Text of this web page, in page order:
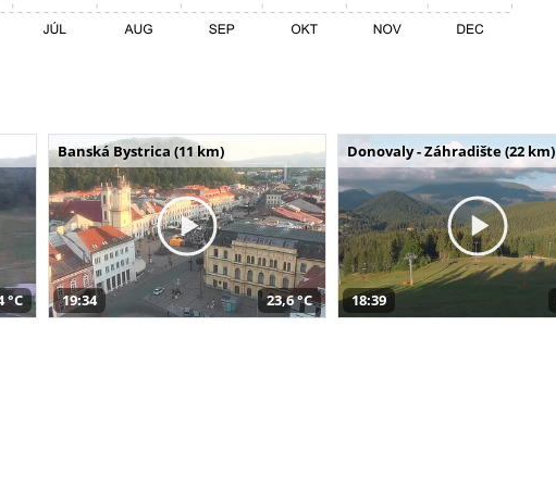
°C
Banská Bystrica (11 km)
19:34 23,6 °C
Donovaly - Záhradište (22 km)
18:39